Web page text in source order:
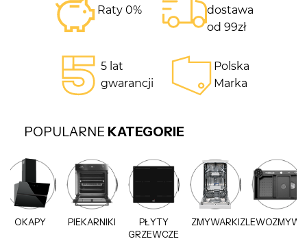
Raty 0%
dostawa
od 99zł
5 lat
gwarancji
Polska
Marka
POPULARNE KATEGORIE
OKAPY PIEKARNIKI
PŁYTY
GRZEWCZE
ZMYWARKI